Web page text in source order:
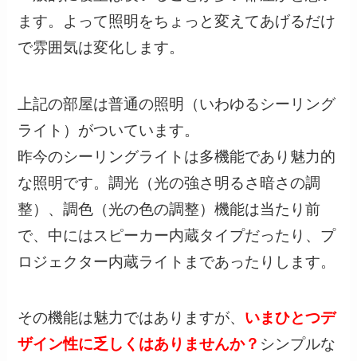
ます。よって照明をちょっと変えてあげるだけ
で雰囲気は変化します。
上記の部屋は普通の照明（いわゆるシーリング
ライト）がついています。
昨今のシーリングライトは多機能であり魅力的
な照明です。調光（光の強さ明るさ暗さの調
整）、調色（光の色の調整）機能は当たり前
で、中にはスピーカー内蔵タイプだったり、プ
ロジェクター内蔵ライトまであったりします。
その機能は魅力ではありますが、 いまひとつデ
ザイン性に乏しくはありませんか？ シンプルな